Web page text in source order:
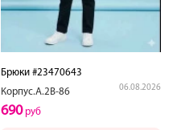
Брюки #23470643
Корпус.А.2В-86
06.08.2026
690руб